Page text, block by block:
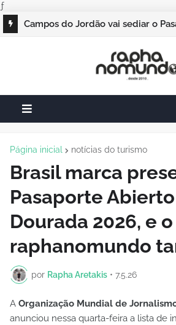
ƒ
Campos do Jordão vai sediar o
Página inicial notícias do turismo
Brasil marca
Pasaporte
Dourada 2026, e o
raphanomundo
por Rapha Aretakis • 7.5.26
A Organização Mundial de
anunciou nessa quarta-feira a lista de